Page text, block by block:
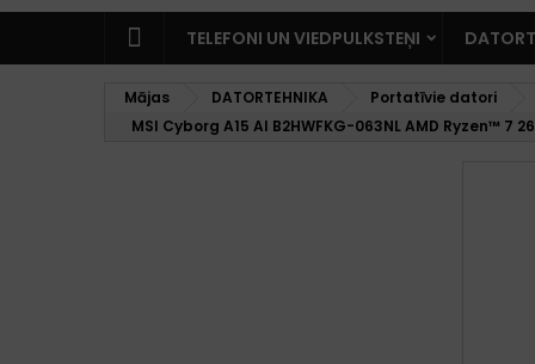
TELEFONI UN VIEDPULKSTEŅI
Mājas DATORTEHNIKA
Portatīvie datori
MSI Cyborg A15 AI B2HWFKG-063NL AMD Ryzen™ 7